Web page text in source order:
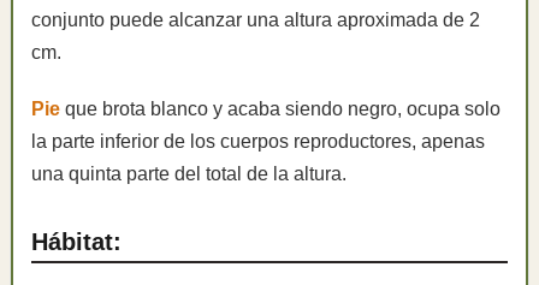
conjunto puede alcanzar una altura aproximada de 2
cm.
Pie que brota blanco y acaba siendo negro, ocupa solo
la parte inferior de los cuerpos reproductores, apenas
una quinta parte del total de la altura.
Hábitat: